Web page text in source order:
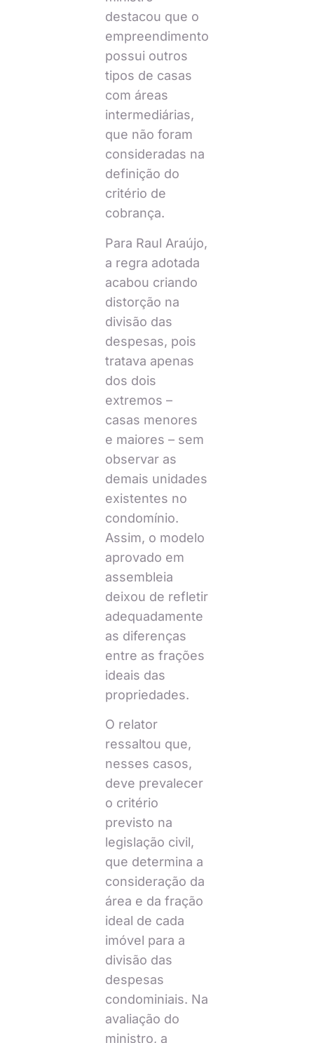
destacou que o
empreendimento
possui outros
tipos de casas
com áreas
intermediárias,
que não foram
consideradas na
definição do
critério de
cobrança.
Para Raul Araújo,
a regra adotada
acabou criando
distorção na
divisão das
despesas, pois
tratava apenas
dos dois
extremos –
casas menores
e maiores – sem
observar as
demais unidades
existentes no
condomínio.
Assim, o modelo
aprovado em
assembleia
deixou de refletir
adequadamente
as diferenças
entre as frações
ideais das
propriedades.
O relator
ressaltou que,
nesses casos,
deve prevalecer
o critério
previsto na
legislação civil,
que determina a
consideração da
área e da fração
ideal de cada
imóvel para a
divisão das
despesas
condominiais. Na
avaliação do
ministro, a